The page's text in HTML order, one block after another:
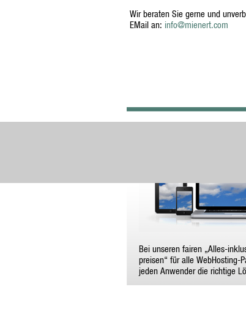
Wir beraten Sie gerne und
EMail an: info@mienert.com
FULL-SERVICE-
Bei unseren fairen „Alles-
preisen“ für alle WebHosting-
jeden Anwender die richtige